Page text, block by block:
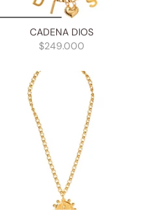
CADENA DIOS
$249.000